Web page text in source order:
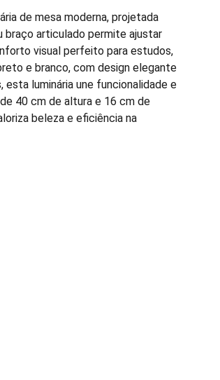
de mesa moderna, projetada
braço articulado permite ajustar
visual perfeito para estudos,
e branco, com design elegante
luminária une funcionalidade e
40 cm de altura e 16 cm de
beleza e eficiência na